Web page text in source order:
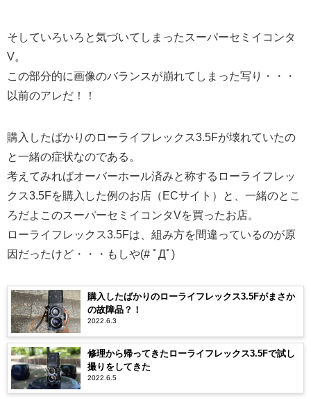
そしていろいろと気づいてしまったスーパーセミイコンタ
V。
この部分的に画像のバランスが崩れてしまった写り・・・
以前のアレだ！！
購入したばかりのローライフレックス3.5Fが壊れていたの
と一緒の症状なのである。
考えてみればオーバーホール済みと称するローライフレッ
クス3.5Fを購入した例のお店（ECサイト）と、一緒のとこ
ろだよこのスーパーセミイコンタVを買ったお店。
ローライフレックス3.5Fは、組み方を間違っているのが原
因だったけど・・・もしや(# ﾟДﾟ)
購入したばかりのローライフレックス3.5Fがまさか
の故障品？！
2022.6.3
修理から帰ってきたローライフレックス3.5Fで試し
撮りをしてきた
2022.6.5